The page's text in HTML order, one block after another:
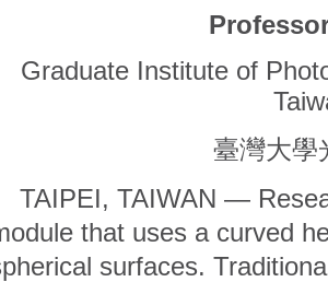
Graduate Institute of
臺灣大學
TAIPEI, TAIWAN —
that uses a curved
surfaces.